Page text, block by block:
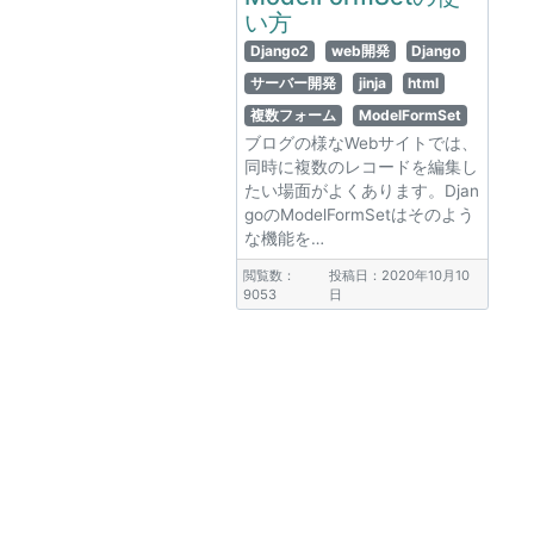
い方
Django2 web開発
Django
サーバー開発
jinja
html
複数フォーム
ModelFormSet
ブログの様なWebサイトでは、
同時に複数のレコードを編集し
たい場面がよくあります。Djan
goのModelFormSetはそのよう
な機能を…
閲覧数：
9053
投稿日：2020年10月10
日